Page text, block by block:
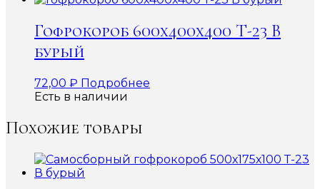
Гофрокороб 600x400x400 Т-23 В
бурый
72,00 ₽ Подробнее
Есть в наличии
Похожие товары